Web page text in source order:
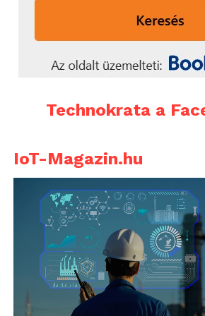
Technokrata a
IoT-Magazin.hu